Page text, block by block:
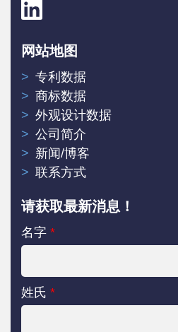
网站地图
专利数据
商标数据
外观设计数据
公司简介
新闻/博客
联系方式
请获取最新消息！
名字 *
姓氏 *